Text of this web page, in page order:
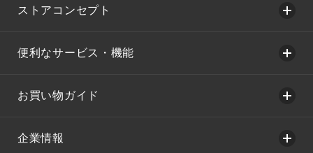
ストアコンセプト
便利なサービス・機能
お買い物ガイド
企業情報